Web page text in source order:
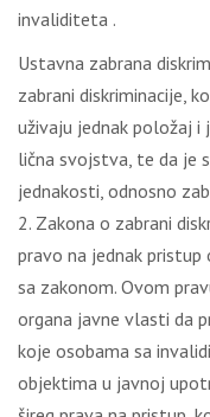
invaliditeta .
Ustavna zabrana
zabrani diskriminacije,
uživaju jednak položaj i
lična svojstva, te da je
jednakosti, odnosno
2. Zakona o zabrani
pravo na jednak
sa zakonom. Ovom
organa javne vlasti da
koje osobama sa
objektima u javnoj